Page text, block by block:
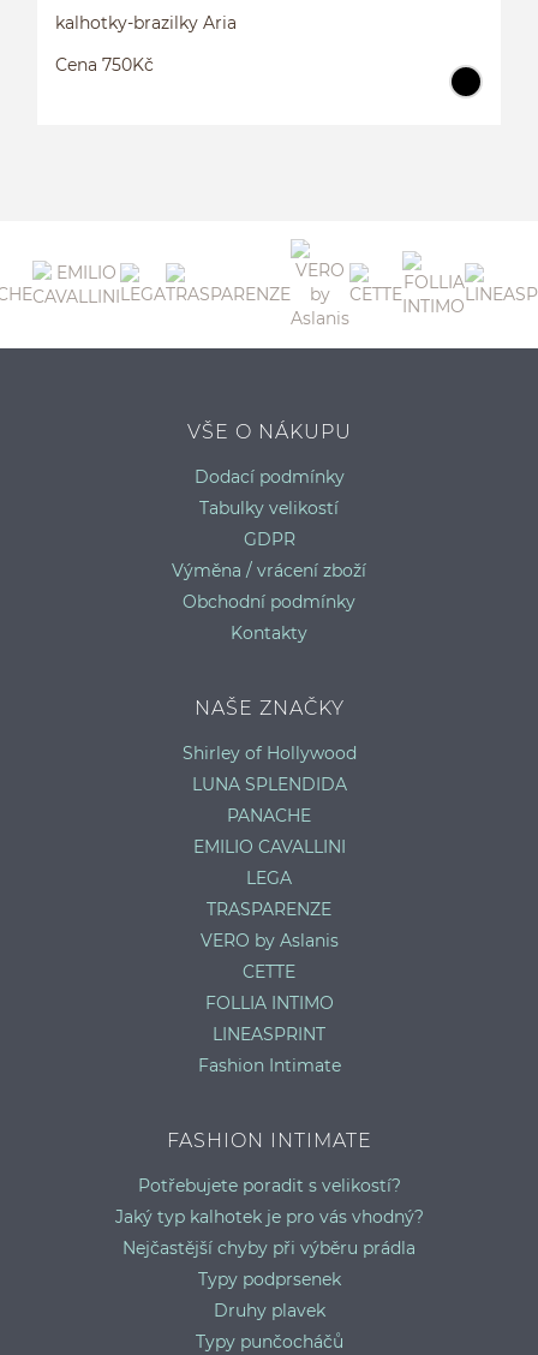
kalhotky-brazilky Aria
Cena 750Kč
VŠE O NÁKUPU
Dodací podmínky
Tabulky velikostí
GDPR
Výměna / vrácení zboží
Obchodní podmínky
Kontakty
NAŠE ZNAČKY
Shirley of Hollywood
LUNA SPLENDIDA
PANACHE
EMILIO CAVALLINI
LEGA
TRASPARENZE
VERO by Aslanis
CETTE
FOLLIA INTIMO
LINEASPRINT
Fashion Intimate
FASHION INTIMATE
Potřebujete poradit s velikostí?
Jaký typ kalhotek je pro vás vhodný?
Nejčastější chyby při výběru prádla
Typy podprsenek
Druhy plavek
Typy punčocháčů